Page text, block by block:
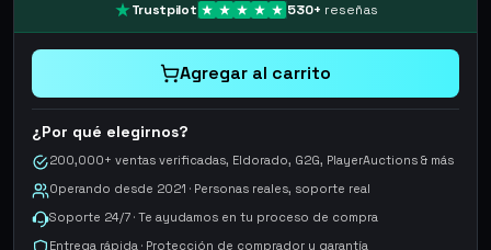
Trustpilot 530+ reseñas
Agregar al carrito
¿Por qué elegirnos?
200,000+ ventas verificadas, Eldorado, G2G, PlayerAuctions & más
Operando desde 2021 · Personas reales, soporte real
Soporte 24/7 · Te ayudamos en tu proceso de compra
Entrega rápida · Protección de comprador y garantía